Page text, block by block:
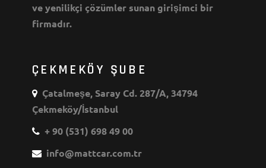
ve yenilikçi çözümler sunan girişimci bir
firmadır.
ÇEKMEKÖY ŞUBE
Çatalmeşe, Saray Cd. 287/A, 34794
Çekmeköy/İstanbul
+ 90 (531) 698 49 00
info@mattcar.com.tr